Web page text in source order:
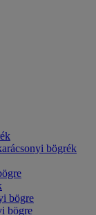
bögrék
bögre
bögre